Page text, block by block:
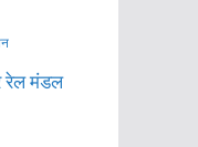
रेल मंडल